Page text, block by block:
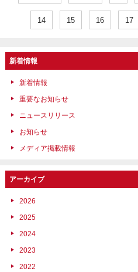
14 15 16 17
新着情報
新着情報
重要なお知らせ
ニュースリリース
お知らせ
メディア掲載情報
アーカイブ
2026
2025
2024
2023
2022